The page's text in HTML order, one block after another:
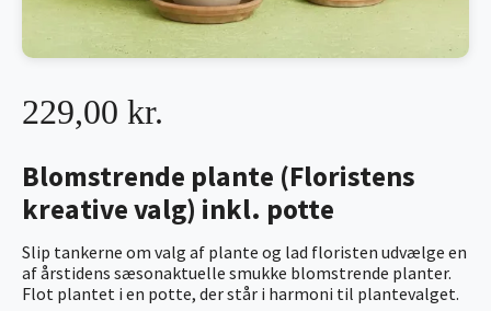
Blomstrende plante (Floristens
kreative valg) inkl. potte
Slip tankerne om valg af plante og lad floristen udvælge en
af årstidens sæsonaktuelle smukke blomstrende planter.
Flot plantet i en potte, der står i harmoni til plantevalget.
229,00 kr.